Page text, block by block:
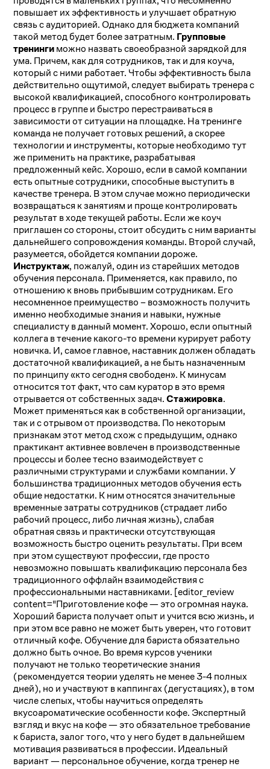
повышает их эффективность и улучшает обратную
связь с аудиторией. Однако для бюджета компаний
такой метод будет более затратным. Групповые
тренингиможно назвать своеобразной зарядкой для
ума. Причем, как для сотрудников, так и для коуча,
который с ними работает. Чтобы эффективность была
действительно ощутимой, следует выбирать тренера с
высокой квалификацией, способного контролировать
процесс в группе и быстро перестраиваться в
зависимости от ситуации на площадке. На тренинге
команда не получает готовых решений, а скорее
технологии и инструменты, которые необходимо тут
же применить на практике, разрабатывая
предложенный кейс. Хорошо, если в самой компании
есть опытные сотрудники, способные выступить в
качестве тренера. В этом случае можно периодически
возвращаться к занятиям и проще контролировать
результат в ходе текущей работы. Если же коуч
приглашен со стороны, стоит обсудить с ним варианты
дальнейшего сопровождения команды. Второй случай,
разумеется, обойдется компании дороже.
Инструктаж, пожалуй, один из старейших методов
обучения персонала. Применяется, как правило, по
отношению к вновь прибывшим сотрудникам. Его
несомненное преимущество – возможность получить
именно необходимые знания и навыки, нужные
специалисту в данный момент. Хорошо, если опытный
коллега в течение какого-то времени курирует работу
новичка. И, самое главное, наставник должен обладать
достаточной квалификацией, а не быть назначенным
по принципу «кто сегодня свободен». К минусам
относится тот факт, что сам куратор в это время
отрывается от собственных задач.Стажировка.
Может применяться как в собственной организации,
так и с отрывом от производства. По некоторым
признакам этот метод схож с предыдущим, однако
практикант активнее вовлечен в производственные
процессы и более тесно взаимодействует с
различными структурами и службами компании. У
большинства традиционных методов обучения есть
общие недостатки. К ним относятся значительные
временные затраты сотрудников (страдает либо
рабочий процесс, либо личная жизнь), слабая
обратная связь и практически отсутствующая
возможность быстро оценить результаты. При всем
при этом существуют профессии, где просто
невозможно повышать квалификацию персонала без
традиционного оффлайн взаимодействия с
профессиональными наставниками. [editor_review
content="Приготовление кофе — это огромная наука.
Хороший бариста получает опыт и учится всю жизнь, и
при этом все равно не может быть уверен, что готовит
отличный кофе. Обучение для бариста обязательно
должно быть очное. Во время курсов ученики
получают не только теоретические знания
(рекомендуется теории уделять не менее 3-4 полных
дней), но и участвуют в каппингах (дегустациях), в том
числе слепых, чтобы научиться определять
вкусоароматические особенности кофе. Экспертный
взгляд и вкус на кофе — это обязательное требование
к бариста, залог того, что у него будет в дальнейшем
мотивация развиваться в профессии. Идеальный
вариант — персональное обучение, когда тренер не